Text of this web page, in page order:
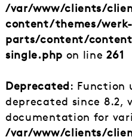
/var/www/clients/
content/themes/
parts/content/
single.php on line261
Deprecated: Function
deprecated since 8.2,
documentation for
/var/www/clients/